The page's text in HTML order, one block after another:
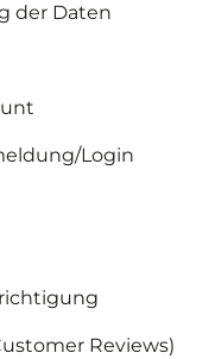
der Daten
Login
Reviews)